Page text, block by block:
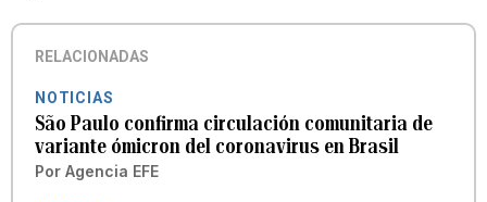
RELACIONADAS
NOTICIAS
São Paulo confirma circulación comunitaria de
variante ómicron del coronavirus en Brasil
Por Agencia EFE